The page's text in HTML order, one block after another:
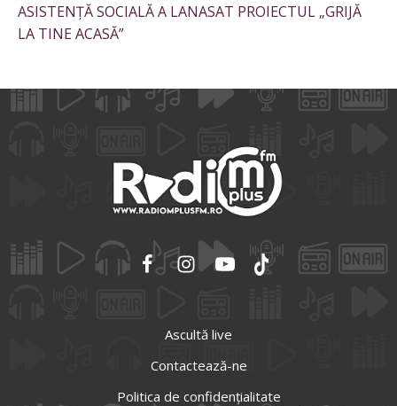
ASISTENȚĂ SOCIALĂ A LANASAT PROIECTUL „GRIJĂ
LA TINE ACASĂ”
Ascultă live
Contactează-ne
Politica de confidențialitate